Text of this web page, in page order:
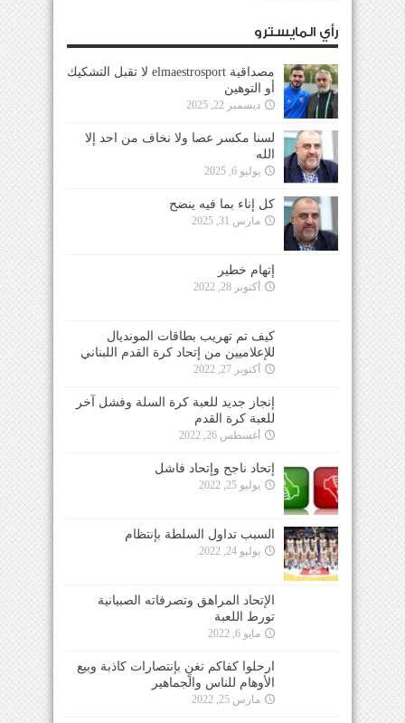
رأي المايسترو
مصداقية elmaestrosport لا تقبل التشكيك
أو التوهين
ديسمبر 22, 2025
لسنا مكسر عصا ولا نخاف من احد إلا
الله
يوليو 6, 2025
كل إناء بما فيه ينضح
مارس 31, 2025
إتهام خطير
أكتوبر 28, 2022
كيف تم تهريب بطاقات المونديال
للإعلاميين من إتحاد كرة القدم اللبناني
أكتوبر 27, 2022
إنجاز جديد للعبة كرة السلة وفشل آخر
للعبة كرة القدم
أغسطس 26, 2022
إتحاد ناجح وإتحاد فاشل
يوليو 25, 2022
السبب تداول السلطة بإنتظام
يوليو 24, 2022
الإتحاد المراهق وتصرفاته الصبيانية
تورط اللعبة
مايو 6, 2022
ارحلوا كفاكم تغنٍ بإنتصارات كاذبة وبيع
الأوهام للناس والجماهير
مارس 25, 2022